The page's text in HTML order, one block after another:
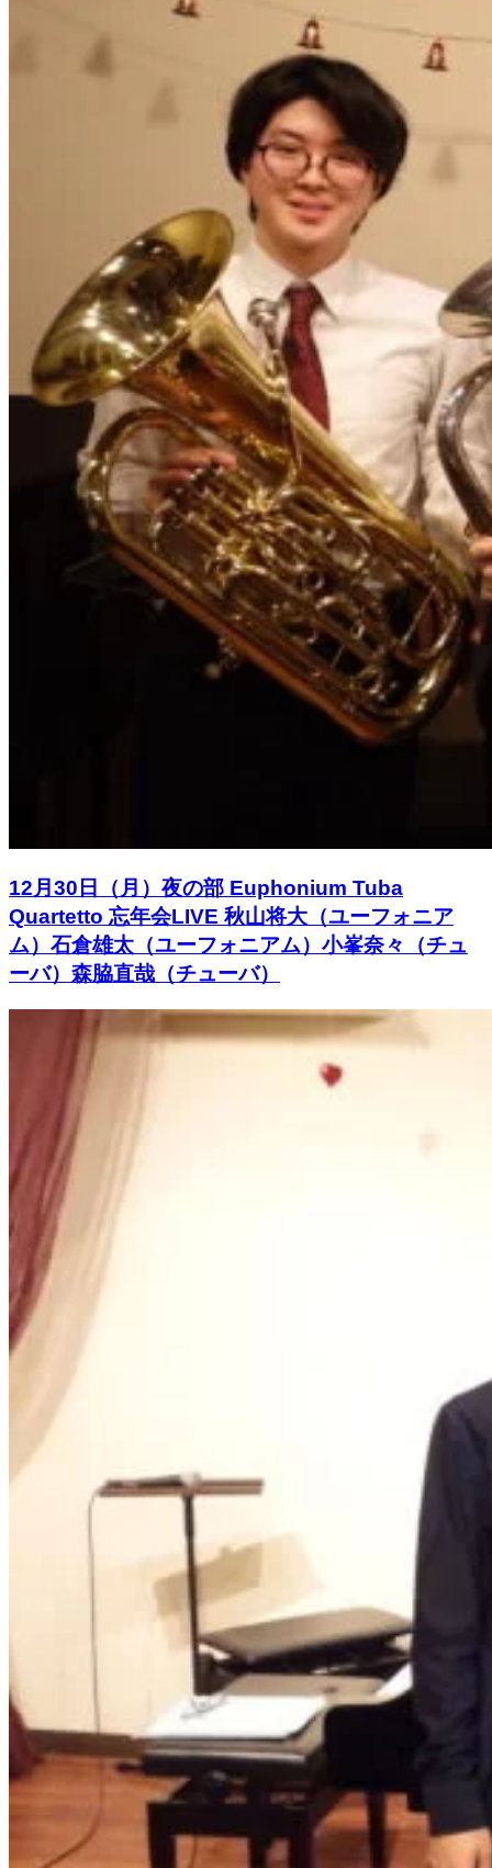
12月30日（月）夜の部 Euphonium Tuba
Quartetto 忘年会LIVE 秋山将大（ユーフォニア
ム）石倉雄太（ユーフォニアム）小峯奈々（チュ
ーバ）森脇直哉（チューバ）